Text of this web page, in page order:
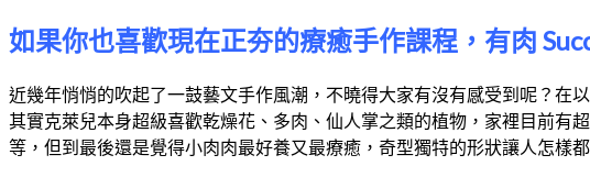
如果你也喜歡現在正夯的療癒手作課程，有肉
近幾年悄悄的吹起了一鼓藝文手作風潮，不曉得大家有沒有感受到呢？在
其實克萊兒本身超級喜歡乾燥花、多肉、仙人掌之類的植物，家裡目前
等，但到最後還是覺得小肉肉最好養又最療癒，奇型獨特的形狀讓人怎樣